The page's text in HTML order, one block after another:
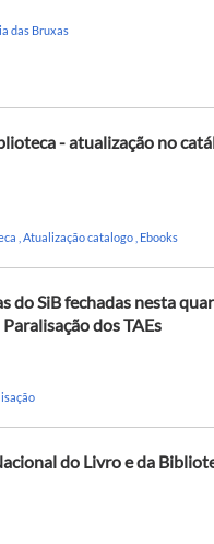
das Bruxas
- atualização no
Atualização catalogo Ebooks
do SiB fechadas nesta
dos TAEs
do Livro e da